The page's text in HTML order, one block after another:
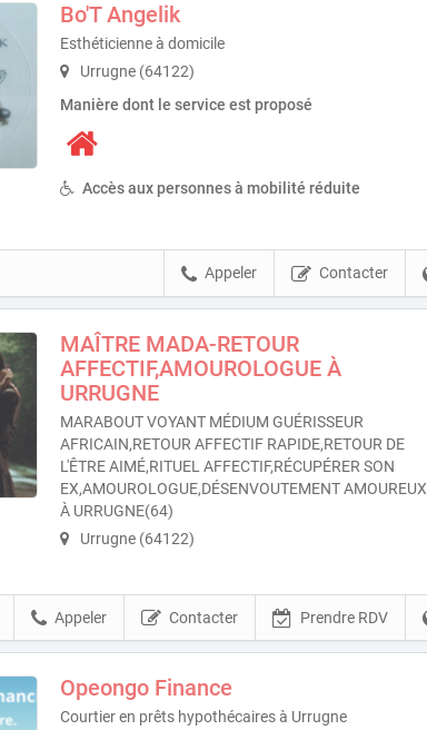
Bo'T Angelik
Esthéticienne à domicile
Urrugne (64122)
Manière dont le service est proposé
Accès aux personnes à mobilité réduite
Contacter
Appeler
MAÎTRE MADA-RETOUR
AFFECTIF,AMOUROLOGUE À
URRUGNE
MARABOUT VOYANT MÉDIUM GUÉRISSEUR
AFRICAIN,RETOUR AFFECTIF RAPIDE,RETOUR DE
L'ÊTRE AIMÉ,RITUEL AFFECTIF,RÉCUPÉRER SON
EX,AMOUROLOGUE,DÉSENVOUTEMENT AMOUREUX
À URRUGNE(64)
Urrugne (64122)
Prendre RDV
Contacter
Appeler
Opeongo Finance
Courtier en prêts hypothécaires à Urrugne